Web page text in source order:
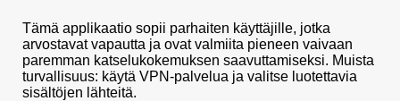
Tämä applikaatio sopii parhaiten käyttäjille, jotka
arvostavat vapautta ja ovat valmiita pieneen vaivaan
paremman katselukokemuksen saavuttamiseksi. Muista
turvallisuus: käytä VPN-palvelua ja valitse luotettavia
sisältöjen lähteitä.